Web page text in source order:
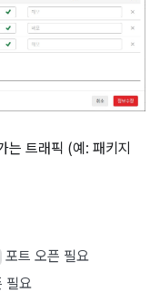
는 트래픽 (예: 패키지
포트 오픈 필요
필요